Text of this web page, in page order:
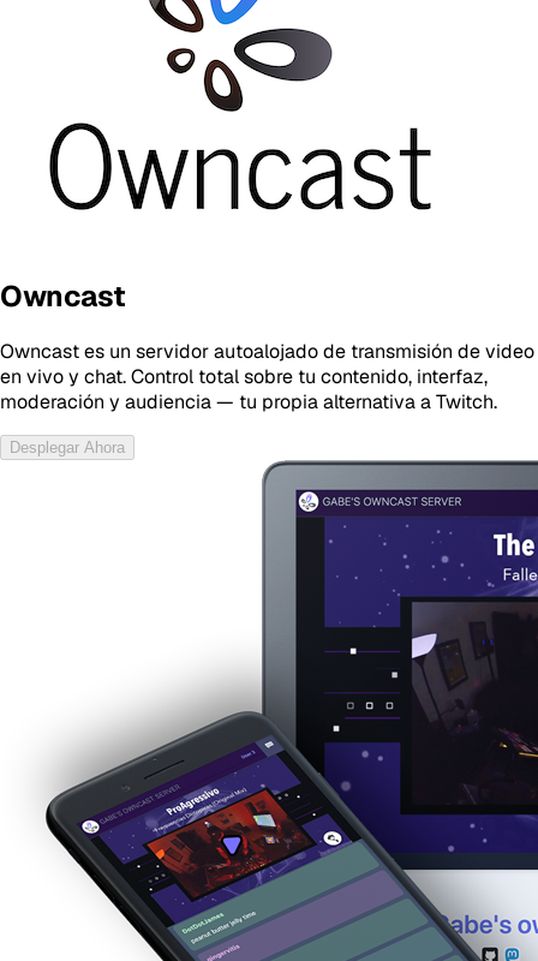
Owncast
Owncast es un servidor autoalojado de transmisión de video
en vivo y chat. Control total sobre tu contenido, interfaz,
moderación y audiencia — tu propia alternativa a Twitch.
Desplegar Ahora